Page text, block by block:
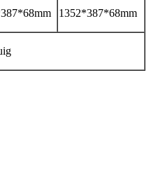
1352*387*68mm